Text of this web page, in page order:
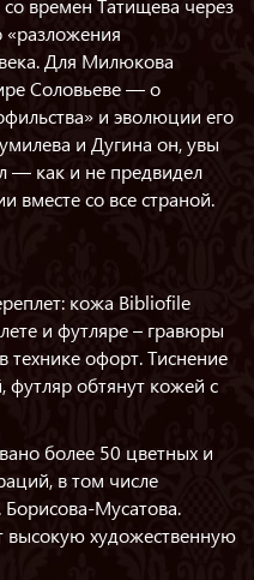
времен Татищева через
«разложения
Для Милюкова
Соловьеве — о
и эволюции его
и Дугина он, увы
— как и не предвидел
вместе со все страной.
кожа Bibliofile
и футляре – гравюры
офорт. Тиснение
футляр обтянут кожей с
более 50 цветных и
в том числе
Мусатова.
художественную